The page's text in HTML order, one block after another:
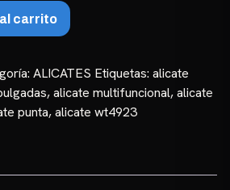
carrito
ALICATES Etiquetas: alicate
,alicate multifuncional,alicate
punta,alicate wt4923